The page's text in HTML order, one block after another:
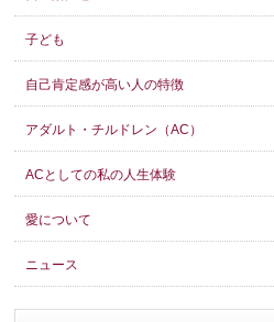
子ども
自己肯定感が高い人の特徴
アダルト・チルドレン（AC）
ACとしての私の人生体験
愛について
ニュース